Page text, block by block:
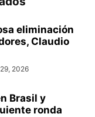
eliminación
Claudio
2026
Brasil y
ronda